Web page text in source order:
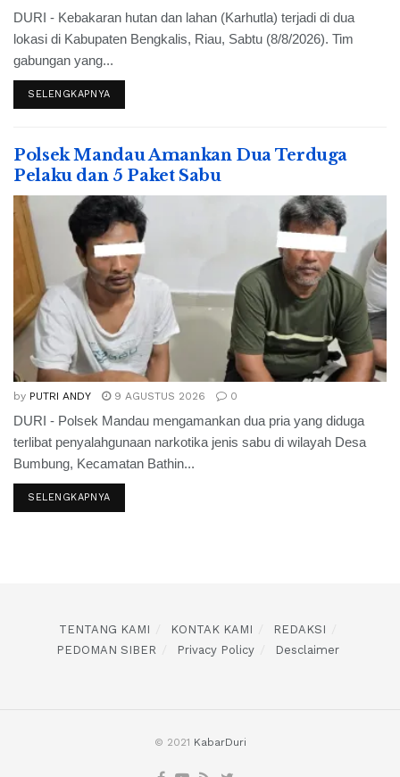
DURI - Kebakaran hutan dan lahan (Karhutla) terjadi di dua
lokasi di Kabupaten Bengkalis, Riau, Sabtu (8/8/2026). Tim
gabungan yang...
SELENGKAPNYA
Polsek Mandau Amankan Dua Terduga
Pelaku dan 5 Paket Sabu
by PUTRI ANDY 9 AGUSTUS 2026 0
DURI - Polsek Mandau mengamankan dua pria yang diduga
terlibat penyalahgunaan narkotika jenis sabu di wilayah Desa
Bumbung, Kecamatan Bathin...
SELENGKAPNYA
TENTANG KAMI KONTAK KAMI
REDAKSI
PEDOMAN SIBER
Privacy Policy Desclaimer
© 2021 KabarDuri